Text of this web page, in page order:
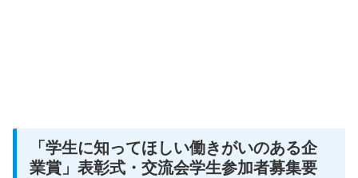
「学生に知ってほしい働きがいのある企
業賞」表彰式・交流会学生参加者募集要